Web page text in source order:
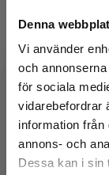
Denna
Vi använder
och
för sociala
vidarebefordrar
information från
annons- och
Dessa kan i sin
Omvårdnad
Gustafsson, L